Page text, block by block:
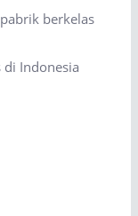
berkelas
Indonesia